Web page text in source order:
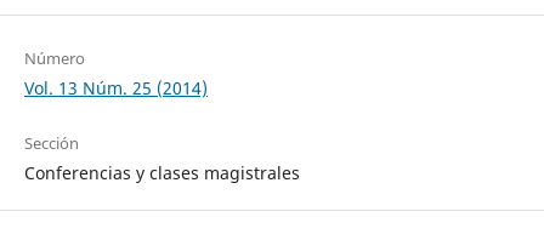
Número
Vol. 13 Núm. 25 (2014)
Sección
Conferencias y clases magistrales